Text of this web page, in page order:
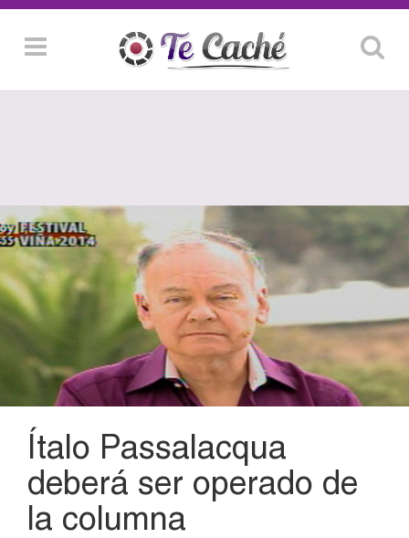
Ítalo Passalacqua
deberá ser operado de
la columna